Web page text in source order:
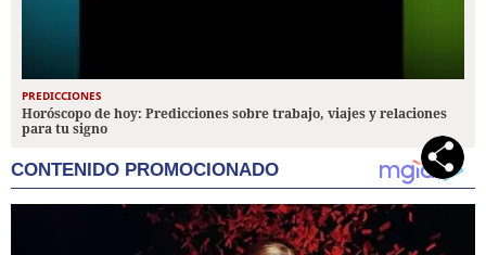
PREDICCIONES
Horóscopo de hoy: Predicciones sobre trabajo, viajes y relaciones
para tu signo
CONTENIDO PROMOCIONADO